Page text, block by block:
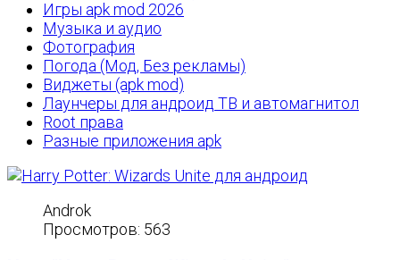
Игры apk mod 2026
Музыка и аудио
Фотография
Погода (Мод, Без рекламы)
Виджеты (apk mod)
Лаунчеры для андроид ТВ и автомагнитол
Root права
Разные приложения apk
Androk
Просмотров: 563